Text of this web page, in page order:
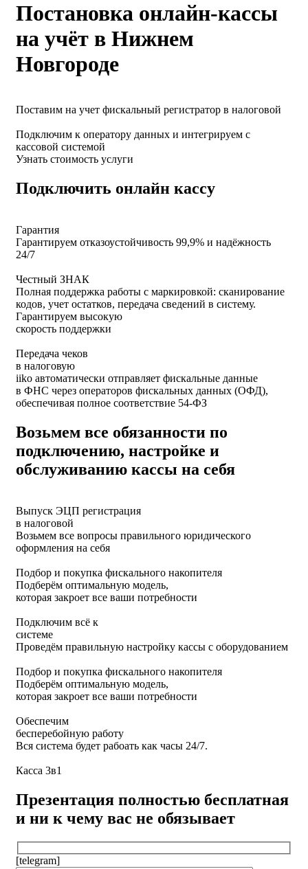
Постановка онлайн-кассы
на учёт в Нижнем
Новгороде
Поставим на учет фискальный регистратор в налоговой
Подключим к оператору данных и интегрируем с
кассовой системой
Узнать стоимость услуги
Подключить онлайн кассу
Гарантия
Гарантируем отказоустойчивость 99,9% и надёжность
24/7
Честный ЗНАК
Полная поддержка работы с маркировкой: сканирование
кодов, учет остатков, передача сведений в систему.
Гарантируем высокую
скорость поддержки
Передача чеков
в налоговую
iiko автоматически отправляет фискальные данные
в ФНС через операторов фискальных данных (ОФД),
обеспечивая полное соответствие 54-ФЗ
Возьмем все обязанности по
подключению, настройке и
обслуживанию кассы на себя
Выпуск ЭЦП регистрация
в налоговой
Возьмем все вопросы правильного юридического
оформления на себя
Подбор и покупка фискального накопителя
Подберём оптимальную модель,
которая закроет все ваши потребности
Подключим всё к
системе
Проведём правильную настройку кассы с оборудованием
Подбор и покупка фискального накопителя
Подберём оптимальную модель,
которая закроет все ваши потребности
Обеспечим
бесперебойную работу
Вся система будет рабоать как часы 24/7.
Касса 3в1
Презентация полностью бесплатная
и ни к чему вас не обязывает
[telegram]